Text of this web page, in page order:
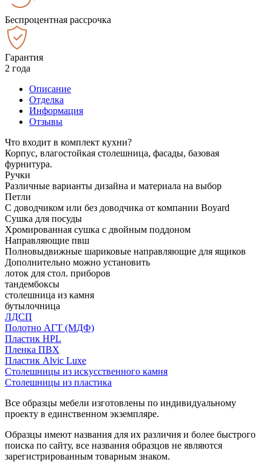
Беспроцентная рассрочка
Гарантия
2 года
Описание
Отделка
Информация
Отзывы
Что входит в комплект кухни?
Корпус, влагостойкая столешница, фасады, базовая
фурнитура.
Ручки
Различные варианты дизайна и материала на выбор
Петли
С доводчиком или без доводчика от компании Boyard
Сушка для посуды
Хромированная сушка с двойным поддоном
Направляющие пвш
Полновыдвижные шариковые направляющие для ящиков
Дополнительно можно установить
лоток для стол. приборов
тандембоксы
столешница из камня
бутылочница
ЛДСП
Полотно АГТ (МДФ)
Пластик HPL
Пленка ПВХ
Пластик Alvic Luxe
Столешницы из искусственного камня
Столешницы из пластика
Все образцы мебели изготовлены по индивидуальному
проекту в единственном экземпляре.
Образцы имеют названия для их различия и более быстрого
поиска по сайту, все названия образцов не являются
зарегистрированным товарным знаком.